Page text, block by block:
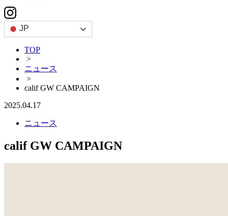
JP
TOP
>
ニュース
>
calif GW CAMPAIGN
2025.04.17
ニュース
calif GW CAMPAIGN